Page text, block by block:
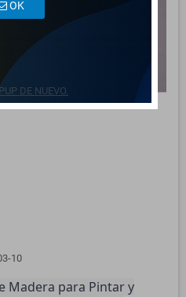
10
Madera para Pintar y
OK
DE NUEVO.